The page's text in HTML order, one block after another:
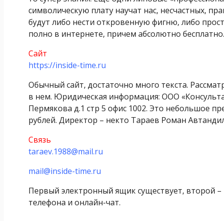
символическую плату научат нас, несчастных,
будут либо нести откровенную фигню, либо
полно в интернете, причем абсолютно
Сайт
https://inside-time.ru
Обычный сайт, достаточно много текста.
в нем. Юридическая информация: ООО
Пермякова д.1 стр 5 офис 1002. Это небольшое
рублей. Директор – некто Тараев Роман
Связь
taraev.1988@mail.ru
mail@inside-time.ru
Первый электронный ящик существует, второй
телефона и онлайн-чат.